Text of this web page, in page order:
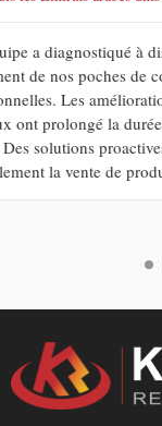
"De la première
de Kerui a été
serrés et
garantissant un